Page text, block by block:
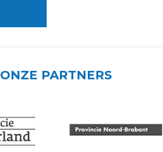
ONZE PARTNERS